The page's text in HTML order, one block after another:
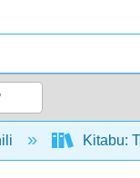
hierarchy
Kitabu: